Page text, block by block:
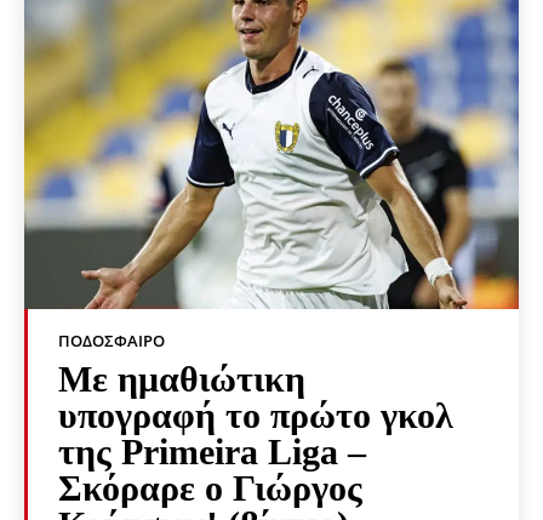
ΠΟΔΌΣΦΑΙΡΟ
Με ημαθιώτικη
υπογραφή το πρώτο γκολ
της Primeira Liga –
Σκόραρε ο Γιώργος